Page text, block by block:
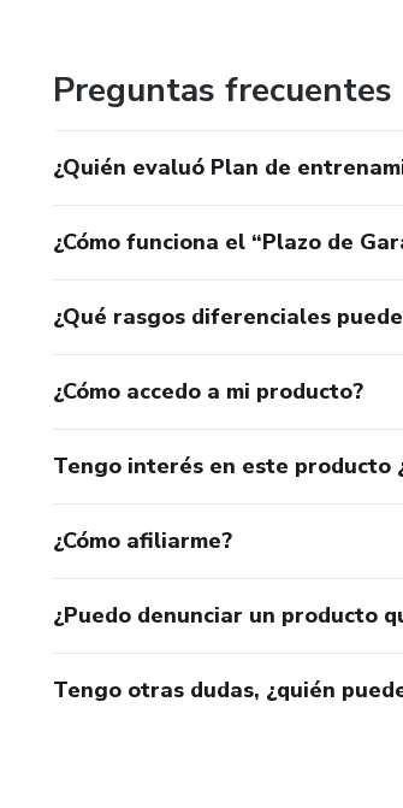
Preguntas frecuentes
¿Quién evaluó Plan de
¿Cómo funciona el “Plazo de
¿Qué rasgos diferenciales
¿Cómo accedo a mi producto?
Tengo interés en este producto
¿Cómo afiliarme?
¿Puedo denunciar un producto
Tengo otras dudas, ¿quién